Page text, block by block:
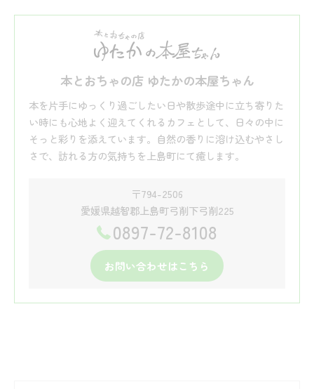
本とおちゃの店 ゆたかの本屋ちゃん
本を片手にゆっくり過ごしたい日や散歩途中に立ち寄りた
い時にも心地よく迎えてくれるカフェとして、日々の中に
そっと彩りを添えています。自然の香りに溶け込むやさし
さで、訪れる方の気持ちを上島町にて癒します。
〒794-2506
愛媛県越智郡上島町弓削下弓削225
0897-72-8108
お問い合わせはこちら